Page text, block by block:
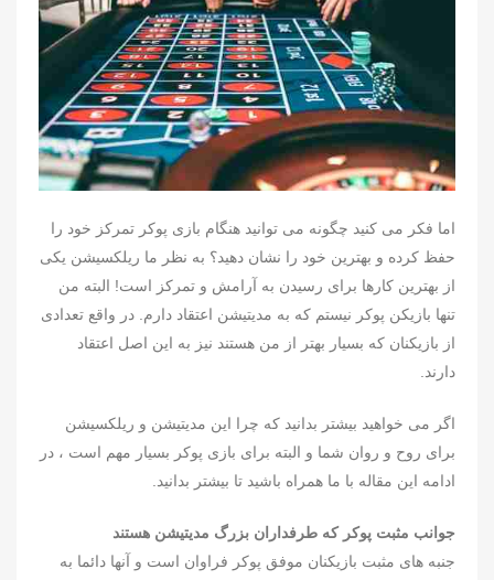
اما فکر می کنید چگونه می توانید هنگام بازی پوکر تمرکز خود را
حفظ کرده و بهترین خود را نشان دهید؟ به نظر ما ریلکسیشن یکی
از بهترین کارها برای رسیدن به آرامش و تمرکز است! البته من
تنها بازیکن پوکر نیستم که به مدیتیشن اعتقاد دارم. در واقع تعدادی
از بازیکنان که بسیار بهتر از من هستند نیز به این اصل اعتقاد
دارند.
اگر می خواهید بیشتر بدانید که چرا این مدیتیشن و ریلکسیشن
برای روح و روان شما و البته برای بازی پوکر بسیار مهم است ، در
ادامه این مقاله با ما همراه باشید تا بیشتر بدانید.
جوانب مثبت پوکر که طرفداران بزرگ مدیتیشن هستند
جنبه های مثبت بازیکنان موفق پوکر فراوان است و آنها دائما به